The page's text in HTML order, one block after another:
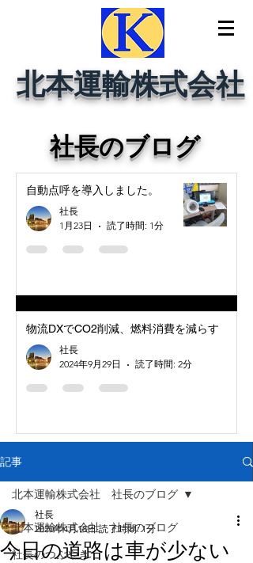
北本運輸株式会社
社長のブログ
自動点呼を導入しました。
社長
1月23日
読了時間: 1分
物流DXでCO2削減、燃料消費を減らす
社長
2024年9月29日
読了時間: 2分
記事
北本運輸株式会社 社長のブログ
社長のつぶやき
北本運輸株式会社 社長のブログ
今日の道路は車が少ない
社長
2020年4月18日 読了時間: 1分